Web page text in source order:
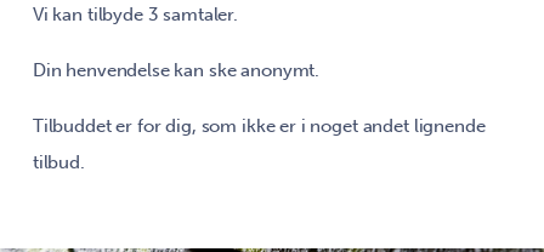
Vi kan tilbyde 3 samtaler.
Din henvendelse kan ske anonymt.
Tilbuddet er for dig, som ikke er i noget andet lignende
tilbud.